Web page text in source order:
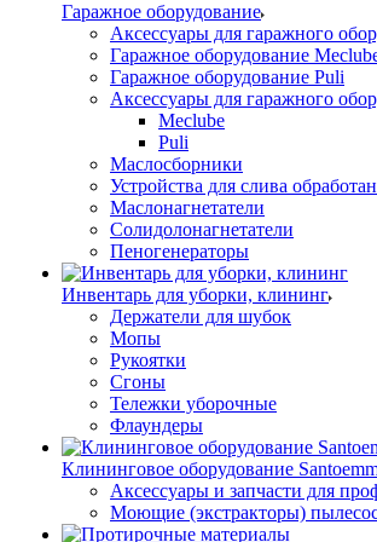
Гаражное оборудование
Аксессуары для гаражного
Гаражное оборудование
Гаражное оборудование Puli
Аксессуары для гаражного
Meclube
Puli
Маслосборники
Устройства для слива
Маслонагнетатели
Солидолонагнетатели
Пеногенераторы
Инвентарь для уборки, клининг
Держатели для шубок
Мопы
Рукоятки
Сгоны
Тележки уборочные
Флаундеры
Клининговое оборудование
Аксессуары и запчасти для
Моющие (экстракторы)